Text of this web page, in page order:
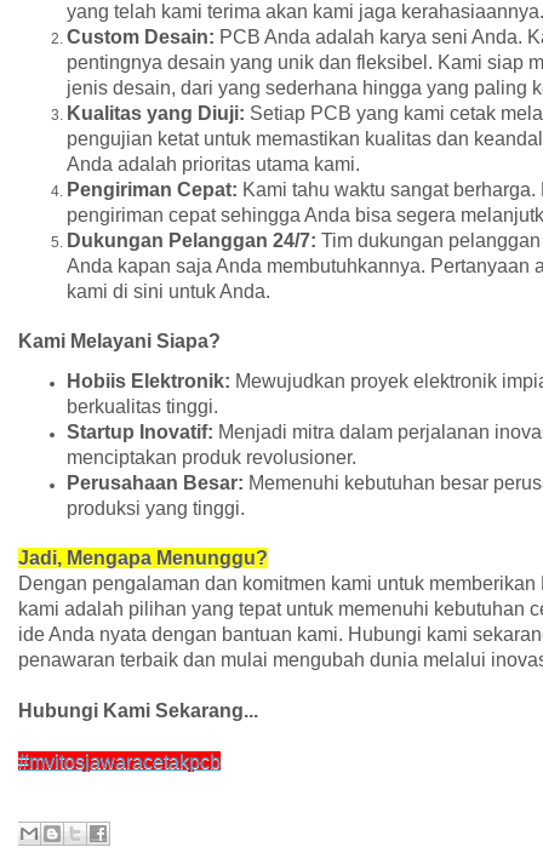
yang telah kami terima akan kami jaga kerahasiaannya.
Custom Desain: PCB Anda adalah karya seni Anda.
pentingnya desain yang unik dan fleksibel. Kami siap
jenis desain, dari yang sederhana hingga yang paling
Kualitas yang Diuji: Setiap PCB yang kami cetak
pengujian ketat untuk memastikan kualitas dan
Anda adalah prioritas utama kami.
Pengiriman Cepat: Kami tahu waktu sangat
pengiriman cepat sehingga Anda bisa segera
Dukungan Pelanggan 24/7: Tim dukungan
Anda kapan saja Anda membutuhkannya. Pertanyaan
kami di sini untuk Anda.
Kami Melayani Siapa?
Hobiis Elektronik: Mewujudkan proyek elektronik
berkualitas tinggi.
Startup Inovatif: Menjadi mitra dalam perjalanan
menciptakan produk revolusioner.
Perusahaan Besar: Memenuhi kebutuhan besar
produksi yang tinggi.
Jadi, Mengapa Menunggu?
Dengan pengalaman dan komitmen kami untuk
kami adalah pilihan yang tepat untuk memenuhi kebutuhan
ide Anda nyata dengan bantuan kami. Hubungi kami
penawaran terbaik dan mulai mengubah dunia melalui
Hubungi Kami Sekarang...
#mvitosjawaracetakpcb